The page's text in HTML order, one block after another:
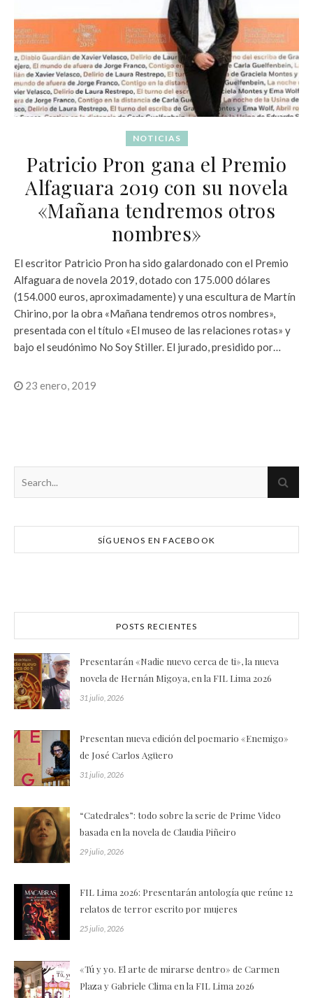
NOTICIAS
Patricio Pron gana el Premio
Alfaguara 2019 con su novela
«Mañana tendremos otros
nombres»
El escritor Patricio Pron ha sido galardonado con el Premio
Alfaguara de novela 2019, dotado con 175.000 dólares
(154.000 euros, aproximadamente) y una escultura de Martín
Chirino, por la obra «Mañana tendremos otros nombres»,
presentada con el título «El museo de las relaciones rotas» y
bajo el seudónimo No Soy Stiller. El jurado, presidido por…
23 enero, 2019
SÍGUENOS EN FACEBOOK
POSTS RECIENTES
Presentarán «Nadie nuevo cerca de ti», la nueva
novela de Hernán Migoya, en la FIL Lima 2026
31 julio, 2026
Presentan nueva edición del poemario «Enemigo»
de José Carlos Agüero
31 julio, 2026
“Catedrales”: todo sobre la serie de Prime Video
basada en la novela de Claudia Piñeiro
29 julio, 2026
FIL Lima 2026: Presentarán antología que reúne 12
relatos de terror escrito por mujeres
25 julio, 2026
«Tú y yo. El arte de mirarse dentro» de Carmen
Plaza y Gabriele Clima en la FIL Lima 2026